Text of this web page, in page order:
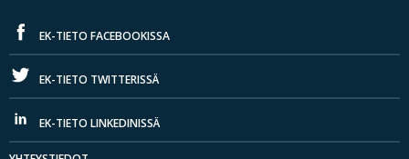
EK-TIETO FACEBOOKISSA
EK-TIETO TWITTERISSÄ
EK-TIETO LINKEDINISSÄ